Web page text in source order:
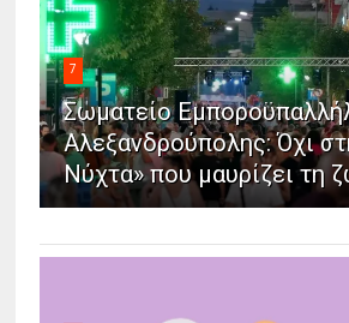
7
Σωματείο
Αλεξανδρούπολης: Όχι
Νύχτα» που μαυρίζει τη